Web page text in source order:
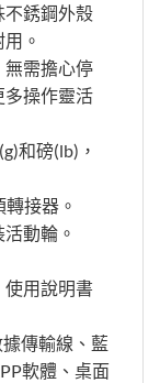
不銹鋼外殼
。
無需擔心停
多操作靈活
和磅(lb)，
接器。
動輪。
用說明書
傳輸線、藍
軟體、桌面